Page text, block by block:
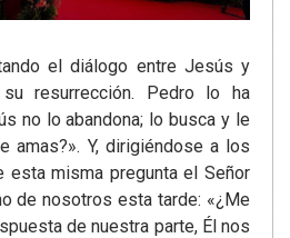
el diálogo entre Jesús y
resurrección. Pedro lo ha
no lo abandona; lo busca y le
amas?». Y, dirigiéndose a los
esta misma pregunta el Señor
de nosotros esta tarde: «¿Me
de nuestra parte, Él nos